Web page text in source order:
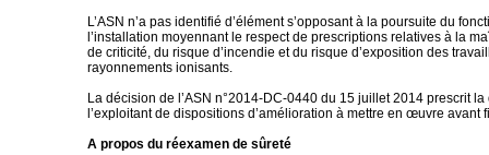
L’ASN n’a pas identifié d’élément s’opposant à la poursuite du
l’installation moyennant le respect de prescriptions relatives à la
de criticité, du risque d’incendie et du risque d’exposition des
rayonnements ionisants.
La décision de l’ASN n°2014-DC-0440 du 15 juillet 2014 prescrit
l’exploitant de dispositions d’amélioration à mettre en œuvre avant
A propos du réexamen de sûreté